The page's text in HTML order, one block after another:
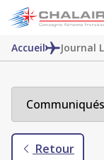
Accueil Journal
Retour